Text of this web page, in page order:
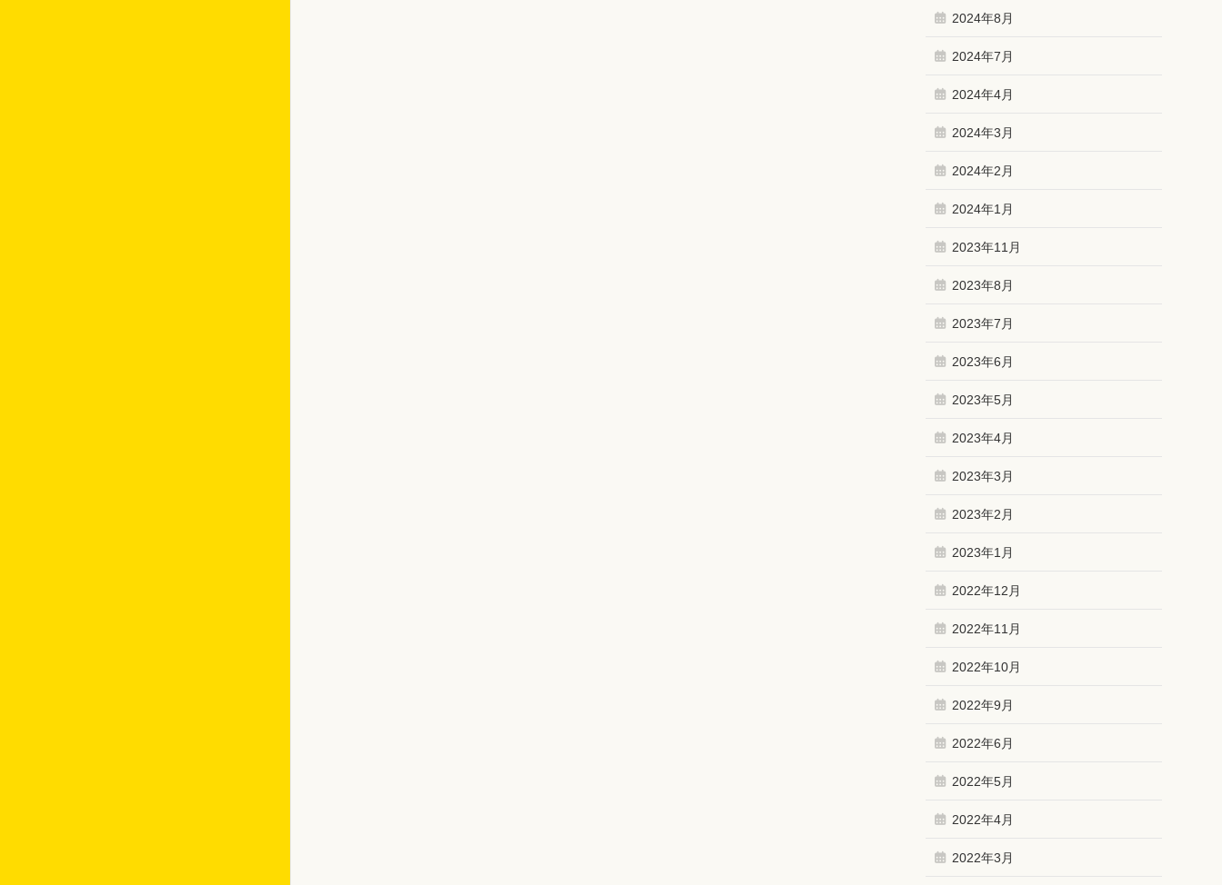
2024年8月
2024年7月
2024年4月
2024年3月
2024年2月
2024年1月
2023年11月
2023年8月
2023年7月
2023年6月
2023年5月
2023年4月
2023年3月
2023年2月
2023年1月
2022年12月
2022年11月
2022年10月
2022年9月
2022年6月
2022年5月
2022年4月
2022年3月